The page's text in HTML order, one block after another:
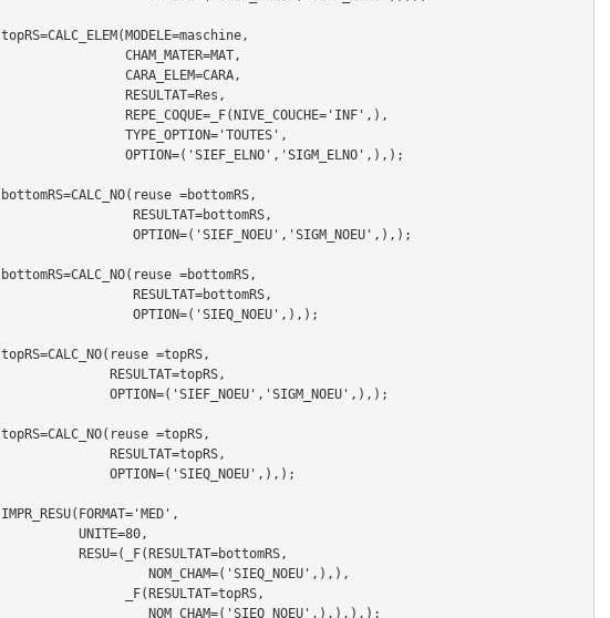
topRS=CALC_ELEM(MODELE=maschine,
bottomRS=CALC_NO(reuse =bottomRS,
bottomRS=CALC_NO(reuse =bottomRS,
topRS=CALC_NO(reuse =topRS,
topRS=CALC_NO(reuse =topRS,
IMPR_RESU(FORMAT='MED',